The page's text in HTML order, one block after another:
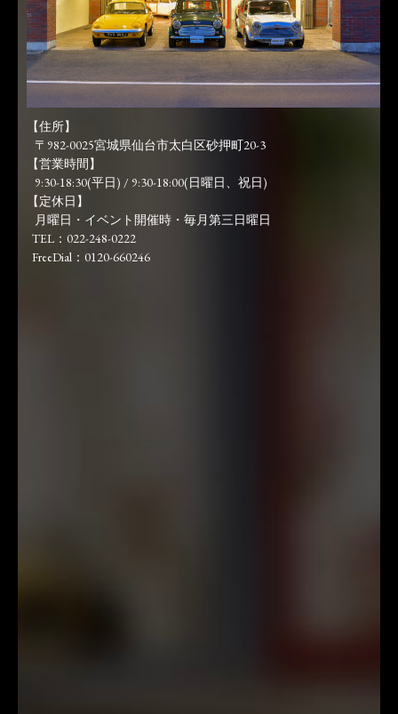
【住所】
〒982-0025宮城県仙台市太白区砂押町20-3
【営業時間】
9:30-18:30(平日) / 9:30-18:00(日曜日、祝日)
【定休日】
月曜日・イベント開催時・毎月第三日曜日
TEL：022-248-0222
FreeDial：0120-660246